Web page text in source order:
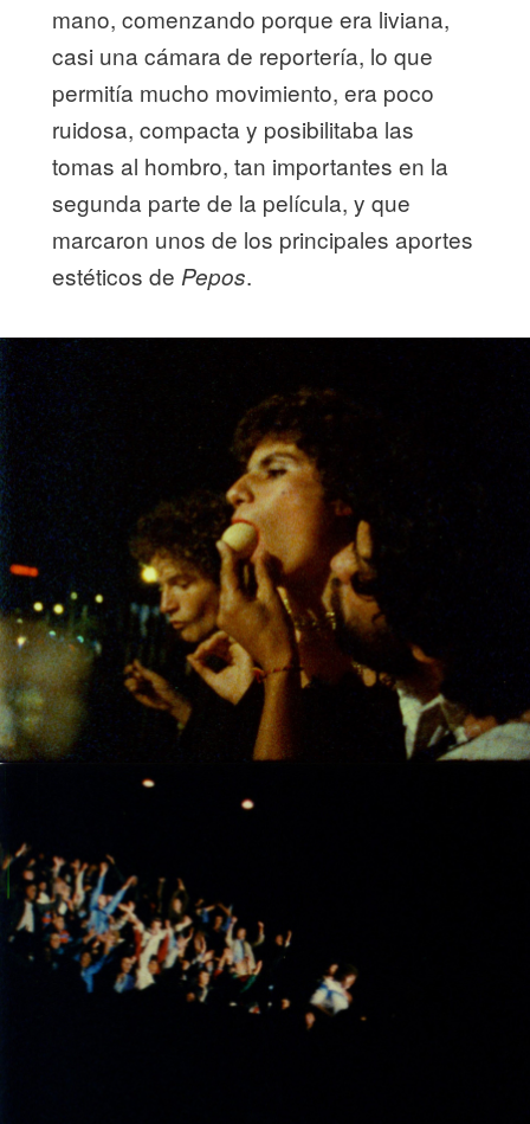
mano, comenzando porque era liviana,
casi una cámara de reportería, lo que
permitía mucho movimiento, era poco
ruidosa, compacta y posibilitaba las
tomas al hombro, tan importantes en la
segunda parte de la película, y que
marcaron unos de los principales aportes
estéticos de Pepos.